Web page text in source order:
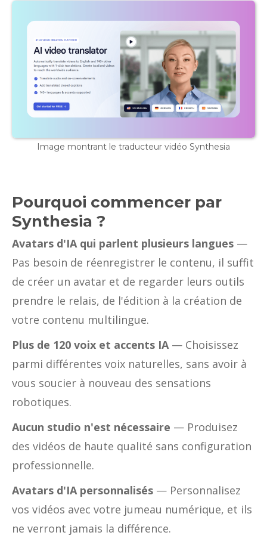
Image montrant le traducteur vidéo Synthesia
Pourquoi commencer par
Synthesia ?
Avatars d'IA qui parlent plusieurs langues —
Pas besoin de réenregistrer le contenu, il suffit
de créer un avatar et de regarder leurs outils
prendre le relais, de l'édition à la création de
votre contenu multilingue.
Plus de 120 voix et accents IA— Choisissez
parmi différentes voix naturelles, sans avoir à
vous soucier à nouveau des sensations
robotiques.
Aucun studio n'est nécessaire — Produisez
des vidéos de haute qualité sans configuration
professionnelle.
Avatars d'IA personnalisés — Personnalisez
vos vidéos avec votre jumeau numérique, et ils
ne verront jamais la différence.